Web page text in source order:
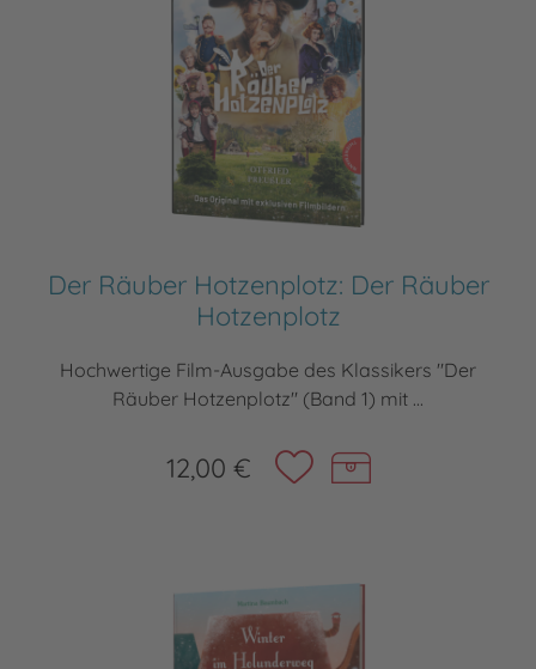
Der Räuber Hotzenplotz: Der Räuber
Hotzenplotz
Hochwertige Film-Ausgabe des Klassikers "Der
Räuber Hotzenplotz" (Band 1) mit ...
12,00 €